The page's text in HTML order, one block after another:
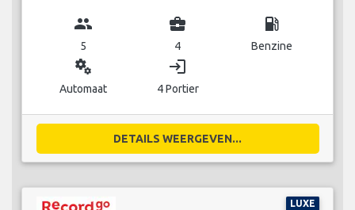
group
5
business_center
4
local_gas_station
Benzine
miscellaneous_services
Automaat
login
4 Portier
DETAILS WEERGEVEN...
LUXE